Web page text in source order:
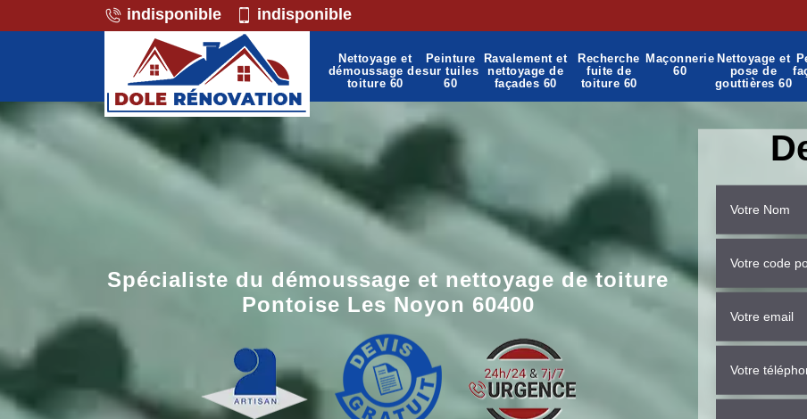
indisponible indisponible
Nettoyage et
démoussage de
toiture 60
Peinture
sur tuiles
60
Ravalement et
nettoyage de
façades 60
Recherche
fuite de
toiture 60
Maçonnerie
60
Nettoyage et
pose de
gouttières 60
Spécialiste du démoussage et nettoyage de toiture
Pontoise Les Noyon 60400